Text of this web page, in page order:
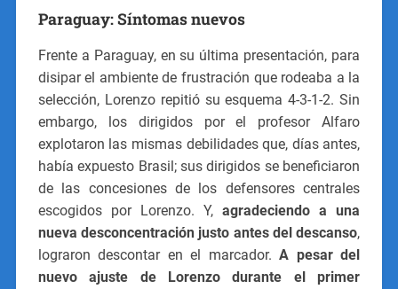
Paraguay: Síntomas nuevos
Frente a Paraguay, en su última presentación, para
disipar el ambiente de frustración que rodeaba a la
selección, Lorenzo repitió su esquema 4-3-1-2. Sin
embargo, los dirigidos por el profesor Alfaro
explotaron las mismas debilidades que, días antes,
había expuesto Brasil; sus dirigidos se beneficiaron
de las concesiones de los defensores centrales
escogidos por Lorenzo. Y,agradeciendo a una
nueva desconcentración justo antes del descanso,
lograron descontar en el marcador. A pesar del
nuevo ajuste de Lorenzo durante el primer